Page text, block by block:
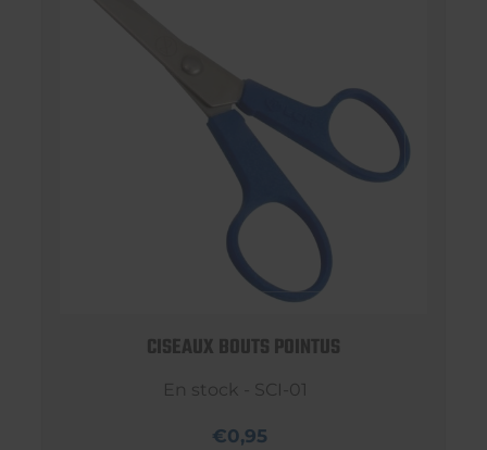
CISEAUX BOUTS POINTUS
En stock - SCI-01
€0,95